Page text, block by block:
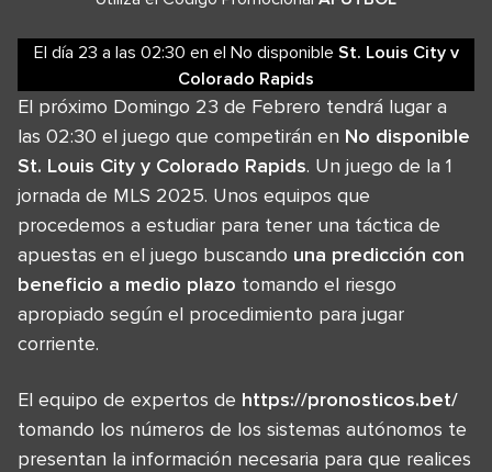
El día 23 a las 02:30 en el No disponible St. Louis Cityv
Colorado Rapids
El próximo Domingo 23 de Febrero tendrá lugar a
las 02:30 el juego que competirán en No disponible
St. Louis City y Colorado Rapids. Un juego de la 1
jornada de MLS 2025. Unos equipos que
procedemos a estudiar para tener una táctica de
apuestas en el juego buscando una predicción con
beneficio a medio plazo tomando el riesgo
apropiado según el procedimiento para jugar
corriente.
El equipo de expertos de https://pronosticos.bet/
tomando los números de los sistemas autónomos te
presentan la información necesaria para que realices